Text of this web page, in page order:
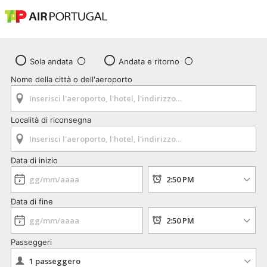
Sola andata
Andata e ritorno
Nome della città o dell'aeroporto
Località di riconsegna
Data di inizio
Data di fine
Passeggeri